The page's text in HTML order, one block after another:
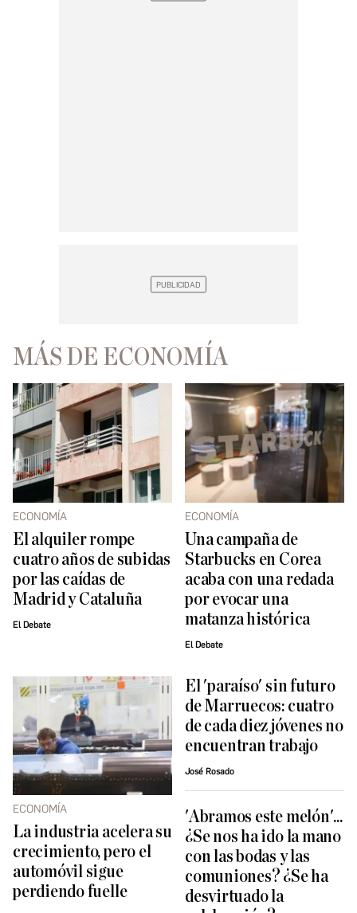
MÁS DE ECONOMÍA
ECONOMÍA
El alquiler rompe
cuatro años de subidas
por las caídas de
Madrid y Cataluña
El Debate
ECONOMÍA
Una campaña de
Starbucks en Corea
acaba con una redada
por evocar una
matanza histórica
El Debate
ECONOMÍA
La industria acelera su
crecimiento, pero el
automóvil sigue
perdiendo fuelle
El 'paraíso' sin futuro
de Marruecos: cuatro
de cada diez jóvenes no
encuentran trabajo
José Rosado
'Abramos este melón'...
¿Se nos ha ido la mano
con las bodas y las
comuniones? ¿Se ha
desvirtuado la